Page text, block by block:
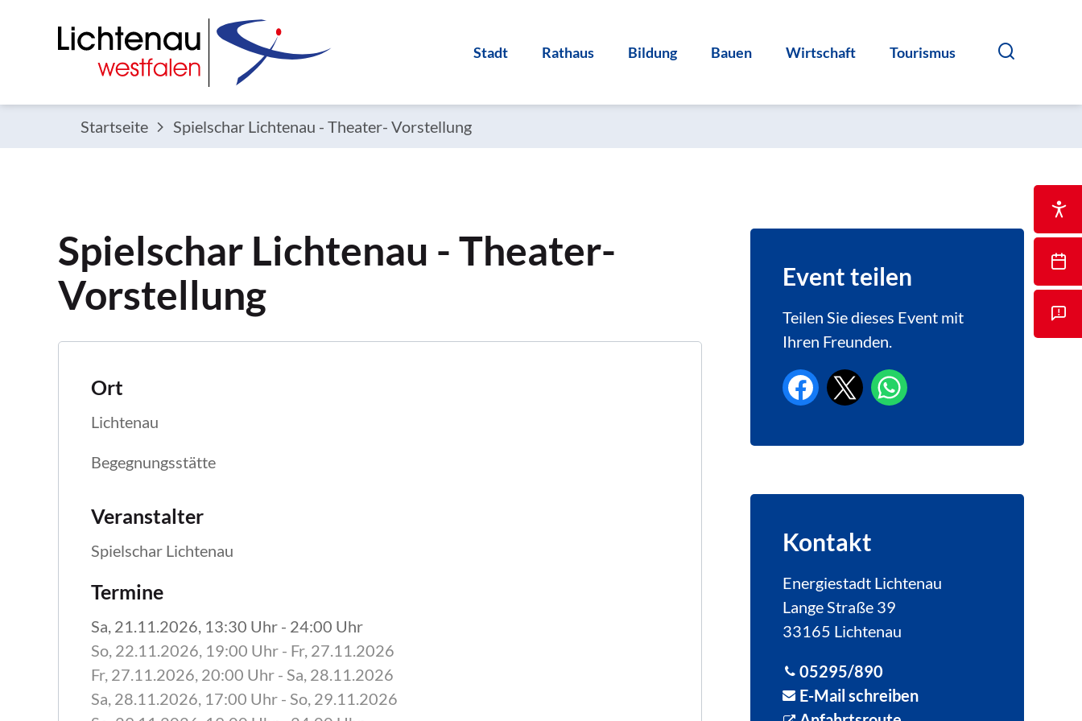
Stadt Rathaus Bildung Bauen Wirtschaft Tourismus
Startseite Spielschar Lichtenau - Theater- Vorstellung
Spielschar Lichtenau - Theater-
Vorstellung
Ort
Lichtenau
Begegnungsstätte
Veranstalter
Spielschar Lichtenau
Termine
Sa, 21.11.2026, 13:30 Uhr - 24:00 Uhr
So, 22.11.2026, 19:00 Uhr - Fr, 27.11.2026
Fr, 27.11.2026, 20:00 Uhr - Sa, 28.11.2026
Sa, 28.11.2026, 17:00 Uhr - So, 29.11.2026
Event teilen
Teilen Sie dieses Event mit
Ihren Freunden.
Kontakt
Energiestadt Lichtenau
Lange Straße 39
33165 Lichtenau
05295/890
E-Mail schreiben